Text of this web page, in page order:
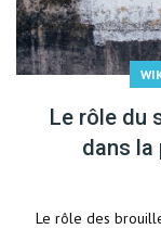
Le rôle du
dans la
Le rôle des